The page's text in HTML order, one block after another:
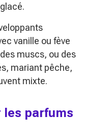
vanille ou fève
muscs, ou des
mariant pêche,
mixte.
les parfums